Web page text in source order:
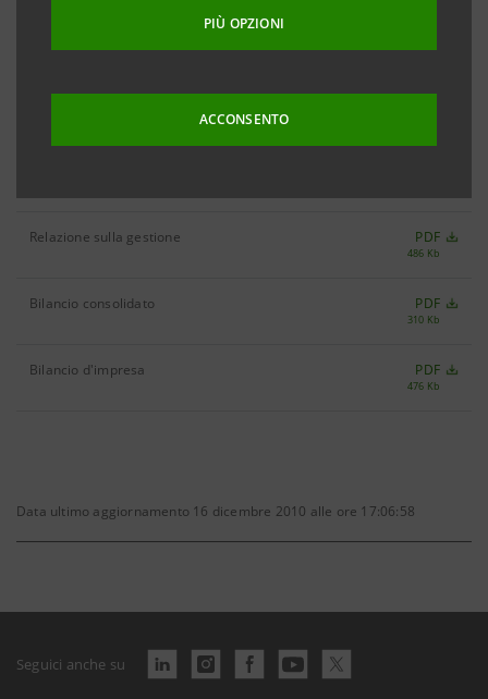
PIÙ OPZIONI
ACCONSENTO
Relazione sulla gestione PDF
486 Kb
Bilancio consolidato PDF
310 Kb
Bilancio d'impresa PDF
476 Kb
Data ultimo aggiornamento 16 dicembre 2010 alle ore 17:06:58
Seguici anche su